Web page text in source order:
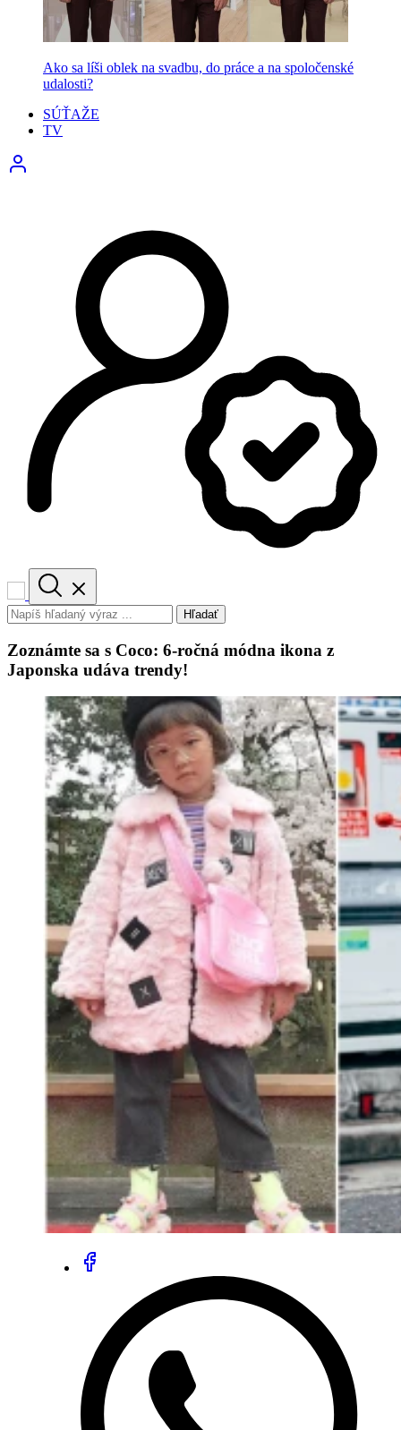
Ako sa líši oblek na svadbu, do práce a na spoločenské
udalosti?
SÚŤAŽE
TV
Hľadať
Zoznámte sa s Coco: 6-ročná módna ikona z
Japonska udáva trendy!